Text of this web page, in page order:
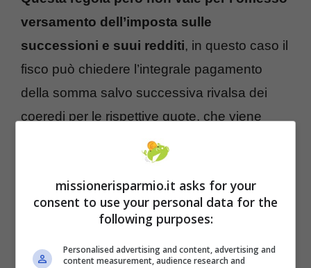
versamento dell’imposta sulle
successioni e suui redditi, in questo caso il
fisco può chiedere l’integrale pagamento
della somma salvo successiva rivalsa dei
coeredi per le rispettive quote, che viene
chiamata obbligazione solidale.
Come tutelarsi dai debiti dei genitori
missionerisparmio.it asks for your
consent to use your personal data for the
following purposes:
Personalised advertising and content, advertising and
content measurement, audience research and